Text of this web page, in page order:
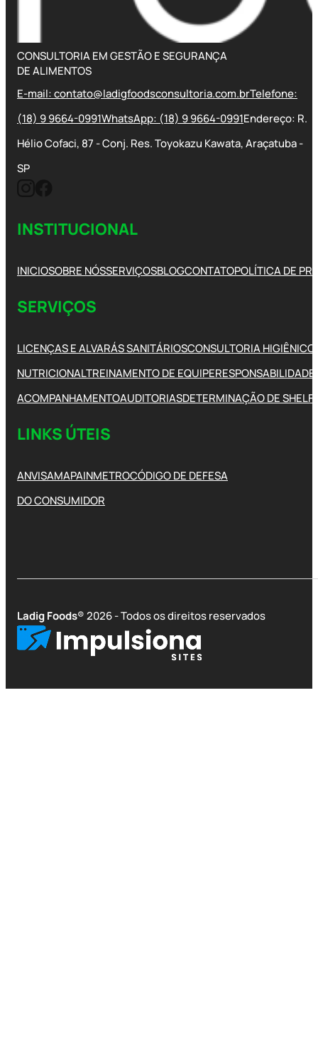
CONSULTORIA EM GESTÃO E SEGURANÇA
DE ALIMENTOS
E-mail: contato@ladigfoodsconsultoria.com.brTelefone:
(18) 9 9664-0991WhatsApp: (18) 9 9664-0991Endereço: R.
Hélio Cofaci, 87 - Conj. Res. Toyokazu Kawata, Araçatuba -
SP
INSTITUCIONAL
INICIOSOBRE NÓSSERVIÇOSBLOGCONTATOPOLÍTICA DE
SERVIÇOS
LICENÇAS E ALVARÁS SANITÁRIOSCONSULTORIA
NUTRICIONALTREINAMENTO DE EQUIPE
ACOMPANHAMENTOAUDITORIASDETERMINAÇÃO DE
LINKS ÚTEIS
ANVISAMAPAINMETROCÓDIGO DE DEFESA
DO CONSUMIDOR
Ladig Foods® 2026 - Todos os direitos reservados